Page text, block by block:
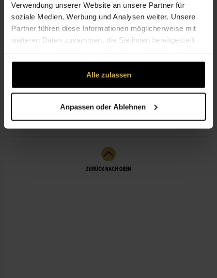
Verwendung unserer Website an unsere Partner für
soziale Medien, Werbung und Analysen weiter. Unsere
Partner führen diese Informationen möglicherweise mit
weiteren Daten zusammen, die Sie ihnen bereitgestellt
gesammelt haben.
Alle zulassen
Anpassen oder Ablehnen
49661 Cloppenburg
04471-26 38
blumen.emke@t-online.de
ÖFFNUNGSZEITEN
LEISTUNGEN
ZURÜCK NACH OBEN